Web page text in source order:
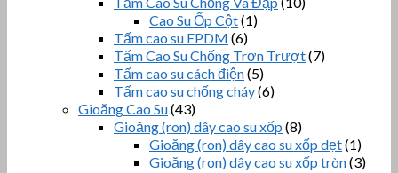
Cao Su Ốp Cột(1)
Tấm cao su EPDM (6)
Tấm Cao Su Chống Trơn Trượt(7)
Tấm cao su cách điện(5)
Tấm cao su chống cháy(6)
Gioăng Cao Su(43)
Gioăng (ron) dây cao su xốp (8)
Gioăng (ron) dây cao su xốp dẹt(1)
Gioăng (ron) dây cao su xốp tròn(3)